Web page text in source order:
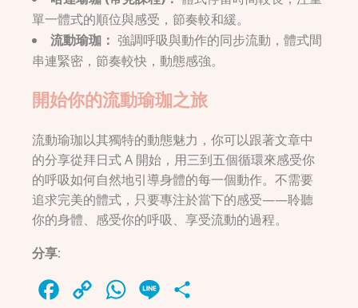
單一體式的順位與感受，節奏較和緩。
流動瑜珈： 強調呼吸與動作的同步流動，體式間
串連緊密，節奏較快，動態感強。
開始你的流動瑜珈之旅
流動瑜珈以其獨特的動態魅力，你可以跟著文章中
的分享從拜日式 A 開始，用三到五個循環來感受你
的呼吸如何自然地引導身體的每一個動作。不需要
追求完美的體式，只要專注於當下的感受——聆聽
你的身體、感受你的呼吸、享受流動的過程。
分享:
Facebook
Copy
WhatsApp
Line